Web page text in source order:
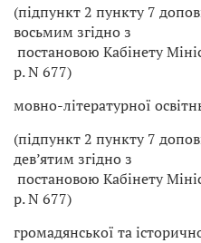
(підпункт 2 пункту 7
восьмим згідно з
постановою Кабінету
р. N 677)
мовно-літературної
(підпункт 2 пункту 7
дев’ятим згідно з
постановою Кабінету
р. N 677)
громадянської та